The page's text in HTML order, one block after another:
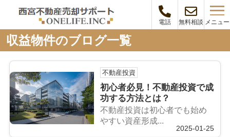
電話 無料相談 メニュー
収益物件のブログ一覧
不動産投資
初心者必見！不動産投資で成
功する方法とは？
不動産投資は初心者でも始め
やすい資産形成...
2025-01-25